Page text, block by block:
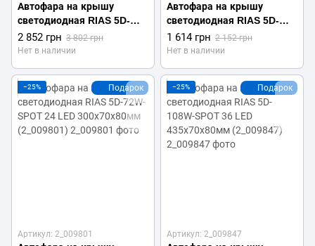
Автофара на крышу
светодиодная RIAS 5D-
198W-MIX 66 LED
775х80х68мм (2_008186)
2 852 грн 3 802 грн
Нет в наличии
Автофара на крышу
светодиодная RIAS 5D-
108W-MIX 36 LED
435х70х80мм (2_009684)
1 614 грн 2 152 грн
Нет в наличии
Подарок
−25%
Артикул: 2_009801
Подарок
−25%
Артикул: 2_009847